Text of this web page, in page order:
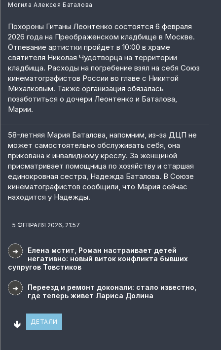
Могила Алексея Баталова
Похороны Гитаны Леонтенко состоятся 6 февраля
2026 года на Преображенском кладбище в Москве.
Отпевание артистки пройдет в 10:00 в храме
святителя Николая Чудотворца на территории
кладбища. Расходы на погребение взял на себя Союз
кинематографистов России во главе с Никитой
Михалковым. Также организация обязалась
позаботиться о дочери Леонтенко и Баталова,
Марии.
58-летняя Мария Баталова, напомним, из-за ДЦП не
может самостоятельно обслуживать себя, она
прикована к инвалидному креслу. За женщиной
присматривает помощница по хозяйству и старшая
единокровная сестра, Надежда Баталова. В Союзе
кинематографистов сообщили, что Мария сейчас
находится у Надежды.
5 ФЕВРАЛЯ 2026, 21:57
➜
Елена мстит, Роман настраивает детей
негативно: новый виток конфликта бывших
супругов Товстиков
➜
Переезд и ремонт доконали: стало известно,
где теперь живет Лариса Долина
🢃 ДЕТАЛИ